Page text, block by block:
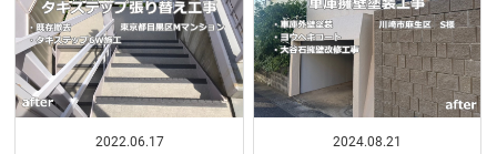
2022.06.17 2024.08.21